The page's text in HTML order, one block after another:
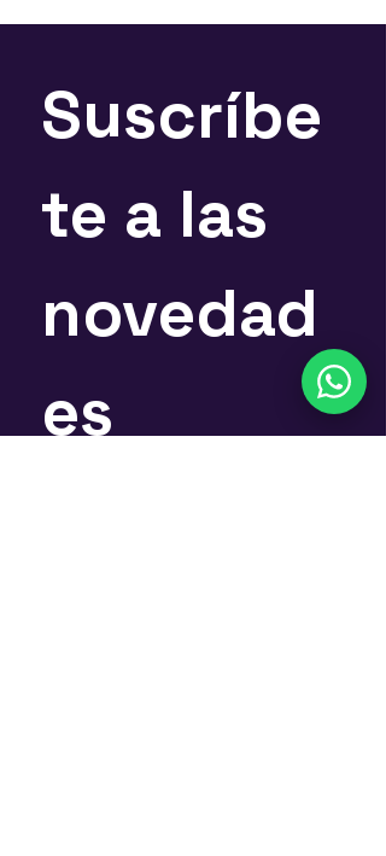
Suscríbe
te a las
novedad
es